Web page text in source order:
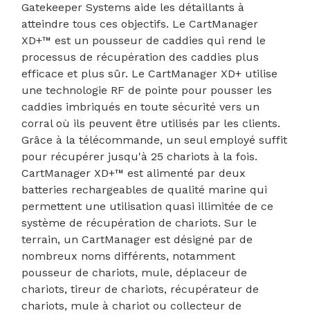
Gatekeeper Systems aide les détaillants à
atteindre tous ces objectifs. Le CartManager
XD+™ est un pousseur de caddies qui rend le
processus de récupération des caddies plus
efficace et plus sûr. Le CartManager XD+ utilise
une technologie RF de pointe pour pousser les
caddies imbriqués en toute sécurité vers un
corral où ils peuvent être utilisés par les clients.
Grâce à la télécommande, un seul employé suffit
pour récupérer jusqu'à 25 chariots à la fois.
CartManager XD+™ est alimenté par deux
batteries rechargeables de qualité marine qui
permettent une utilisation quasi illimitée de ce
système de récupération de chariots. Sur le
terrain, un CartManager est désigné par de
nombreux noms différents, notamment
pousseur de chariots, mule, déplaceur de
chariots, tireur de chariots, récupérateur de
chariots, mule à chariot ou collecteur de